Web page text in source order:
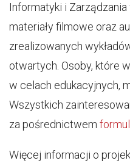
Informatyki i
materiały filmowe oraz
zrealizowanych
otwartych. Osoby, które
w celach edukacyjnych,
Wszystkich
za pośrednictwem
Więcej informacji o